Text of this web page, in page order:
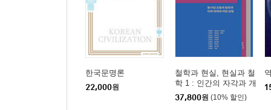
한국문명론
22,000원
철학과 현실, 현실과 철
학 1 : 인간의 자각과 개
명
37,800원 (10% 할인)